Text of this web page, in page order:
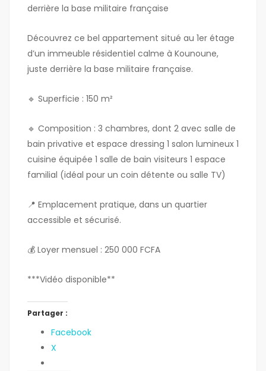
derrière la base militaire française
Découvrez ce bel appartement situé au 1er étage
d’un immeuble résidentiel calme à Kounoune,
juste derrière la base militaire française.
🔹 Superficie : 150 m²
🔹 Composition : 3 chambres, dont 2 avec salle de
bain privative et espace dressing 1 salon lumineux 1
cuisine équipée 1 salle de bain visiteurs 1 espace
familial (idéal pour un coin détente ou salle TV)
📍 Emplacement pratique, dans un quartier
accessible et sécurisé.
💰 Loyer mensuel : 250 000 FCFA
***Vidéo disponible**
Partager :
Facebook
X